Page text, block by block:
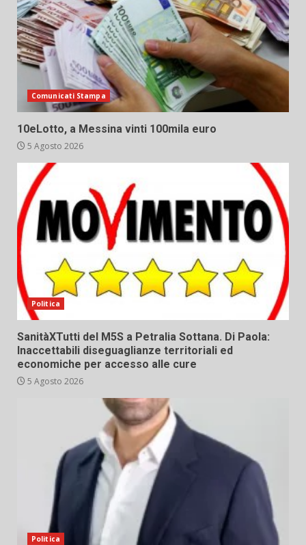
Comunicati Stampa
10eLotto, a Messina vinti 100mila euro
5 Agosto 2026
Politica
SanitàXTutti del M5S a Petralia Sottana. Di Paola:
Inaccettabili diseguaglianze territoriali ed
economiche per accesso alle cure
5 Agosto 2026
Politica